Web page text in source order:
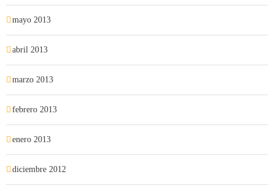
mayo 2013
abril 2013
marzo 2013
febrero 2013
enero 2013
diciembre 2012